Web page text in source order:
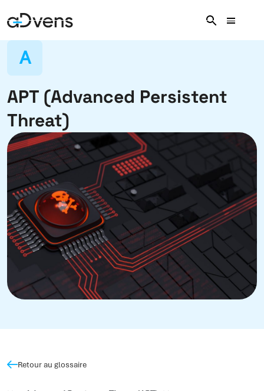
au
A
APT (Advanced Persistent
Threat)
Retour au glossaire